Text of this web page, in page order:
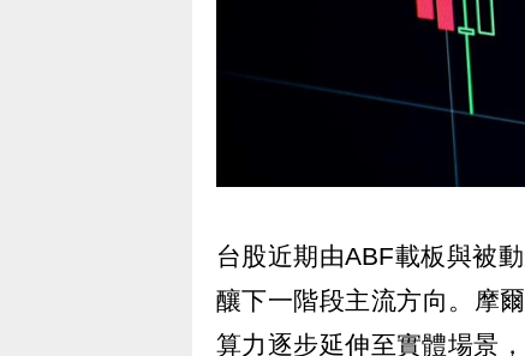
台股近期由ABF載板與被
釀下一階段主流方向。摩
算力逐步延伸至實體場景